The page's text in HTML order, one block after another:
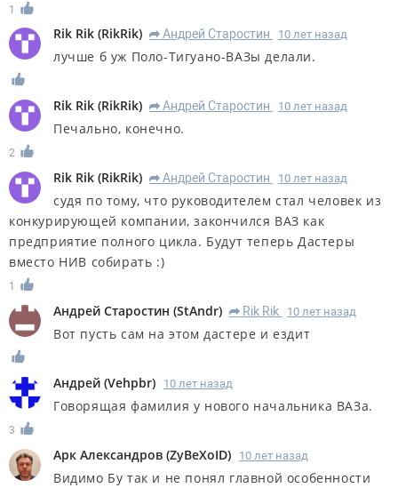
1
Rik Rik (RikRik) R Андрей Старостин 10 лет назад
лучше б уж Поло-Тигуано-ВАЗы делали.
Rik Rik (RikRik) R Андрей Старостин 10 лет назад
Печально, конечно.
2
Rik Rik (RikRik) R Андрей Старостин 10 лет назад
судя по тому, что руководителем стал человек из
конкурирующей компании, закончился ВАЗ как
предприятие полного цикла. Будут теперь Дастеры
вместо НИВ собирать :)
1
Андрей Старостин (StAndr) R Rik Rik 10 лет назад
Вот пусть сам на этом дастере и ездит
Андрей (Vehpbr) 10 лет назад
Говорящая фамилия у нового начальника ВАЗа.
3
Арк Александров (ZyBeXoID) 10 лет назад
Видимо Бу так и не понял главной особенности